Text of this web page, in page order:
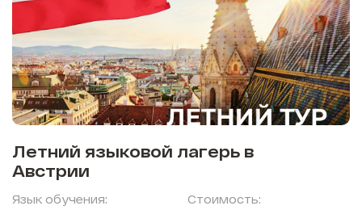
Летний языковой лагерь в
Австрии
Язык обучения:
Стоимость: